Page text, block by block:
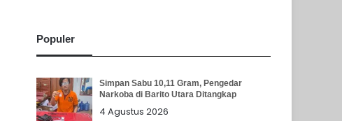
Populer
Simpan Sabu 10,11 Gram, Pengedar
Narkoba di Barito Utara Ditangkap
4 Agustus 2026